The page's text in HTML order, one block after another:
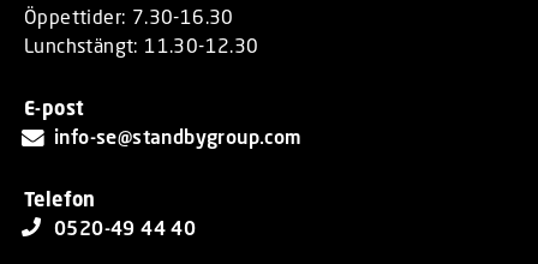
Öppettider: 7.30-16.30
Lunchstängt: 11.30-12.30
E-post
info-se@standbygroup.com
Telefon
0520-49 44 40